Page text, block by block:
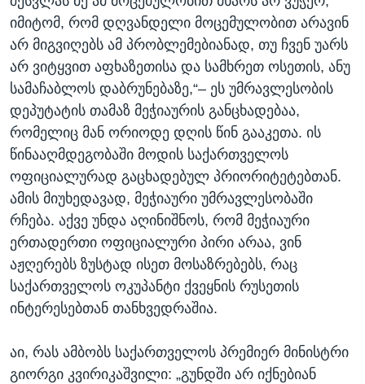
იმიტომ, რომ დღვანდელი მოცემულობით არავინ
არ მიგვიღებს ამ პრობლემებიანად, თუ ჩვენ უარს
არ ვიტყვით აფხაზეთისა და სამხრეთ ოსეთის, ანუ
სამაჩაბლოს დაბრუნებაზე,“– ეს უმრავლესობის
დეპუტატის თამაზ მეჭიაურის განცხადებაა,
რომელიც მან ორიოდე დღის წინ გააკეთა. ის
წინააღმდეგობაში მოდის საქართველოს
ოფიციალურად გაცხადებულ პრიორიტეტებთან.
ამის მიუხედავად, მეჭიაური უმრავლესობაში
რჩება. აქვე უნდა აღინიშნოს, რომ მეჭიაური
ერთადერთი ოფიციალური პირი არაა, ვინ
აჟღერებს ზუსტად ისეთ მოსაზრებებს, რაც
საქართველოს ოკუპანტი ქვეყნის რუსეთის
ინტერესებთან თანხვედრაშია.
აი, რას ამბობს საქართველოს პრემიერ მინისტრი
გიორგი კვირიკაშვილი: „გუნდში არ იქნებიან